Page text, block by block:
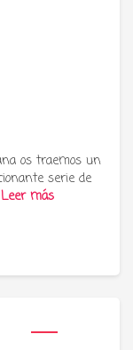
os traemos un
serie de
Leer más